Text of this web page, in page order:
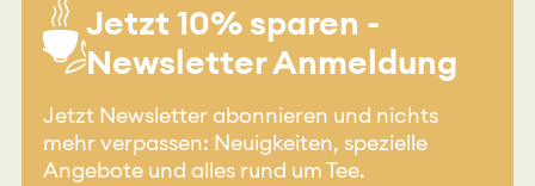
Jetzt 10% sparen -
Newsletter Anmeldung
Jetzt Newsletter abonnieren und nichts
mehr verpassen: Neuigkeiten, spezielle
Angebote und alles rund um Tee.